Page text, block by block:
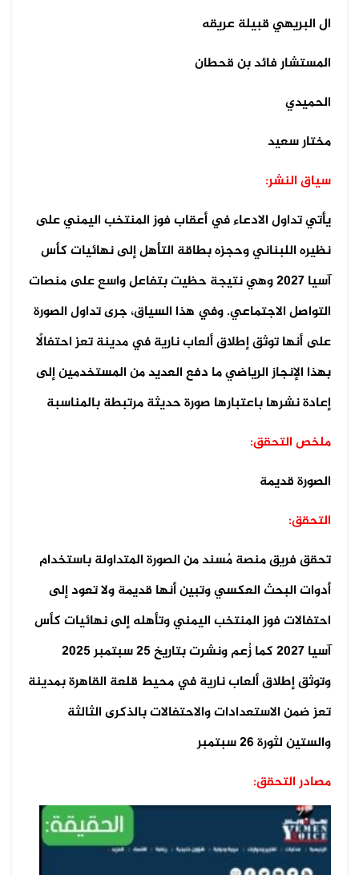
ال البريهي قبيلة عريقه
المستشار فائد بن قحطان
الحميدي
مختار سعيد
سياق النشر:
يأتي تداول الادعاء في أعقاب فوز المنتخب اليمني على
نظيره اللبناني وحجزه بطاقة التأهل إلى نهائيات كأس
آسيا 2027 وهي نتيجة حظيت بتفاعل واسع على منصات
التواصل الاجتماعي. وفي هذا السياق، جرى تداول الصورة
على أنها توثق إطلاق ألعاب نارية في مدينة تعز احتفالًا
بهذا الإنجاز الرياضي ما دفع العديد من المستخدمين إلى
إعادة نشرها باعتبارها صورة حديثة مرتبطة بالمناسبة
ملخص التحقق:
الصورة قديمة
التحقق:
تحقق فريق منصة مُسند من الصورة المتداولة باستخدام
أدوات البحث العكسي وتبين أنها قديمة ولا تعود إلى
احتفالات فوز المنتخب اليمني وتأهله إلى نهائيات كأس
آسيا 2027 كما زُعم ونشرت بتاريخ 25 سبتمبر 2025
وتوثق إطلاق ألعاب نارية في محيط قلعة القاهرة بمدينة
تعز ضمن الاستعدادات والاحتفالات بالذكرى الثالثة
والستين لثورة 26 سبتمبر
مصادر التحقق: